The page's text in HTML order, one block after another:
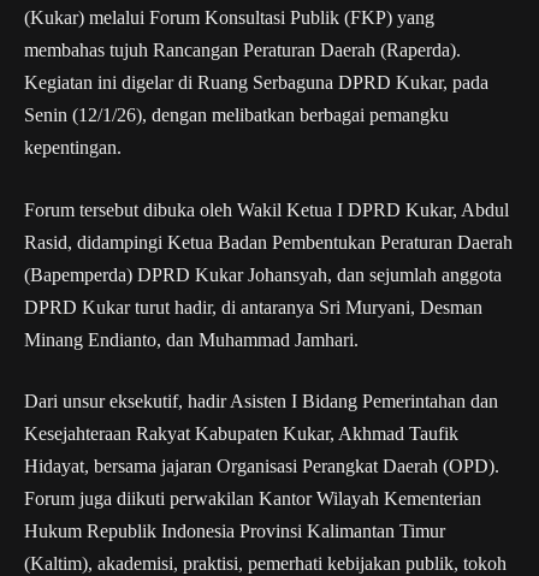
(Kukar) melalui Forum Konsultasi Publik (FKP) yang
membahas tujuh Rancangan Peraturan Daerah (Raperda).
Kegiatan ini digelar di Ruang Serbaguna DPRD Kukar, pada
Senin (12/1/26), dengan melibatkan berbagai pemangku
kepentingan.
Forum tersebut dibuka oleh Wakil Ketua I DPRD Kukar, Abdul
Rasid, didampingi Ketua Badan Pembentukan Peraturan Daerah
(Bapemperda) DPRD Kukar Johansyah, dan sejumlah anggota
DPRD Kukar turut hadir, di antaranya Sri Muryani, Desman
Minang Endianto, dan Muhammad Jamhari.
Dari unsur eksekutif, hadir Asisten I Bidang Pemerintahan dan
Kesejahteraan Rakyat Kabupaten Kukar, Akhmad Taufik
Hidayat, bersama jajaran Organisasi Perangkat Daerah (OPD).
Forum juga diikuti perwakilan Kantor Wilayah Kementerian
Hukum Republik Indonesia Provinsi Kalimantan Timur
(Kaltim), akademisi, praktisi, pemerhati kebijakan publik, tokoh